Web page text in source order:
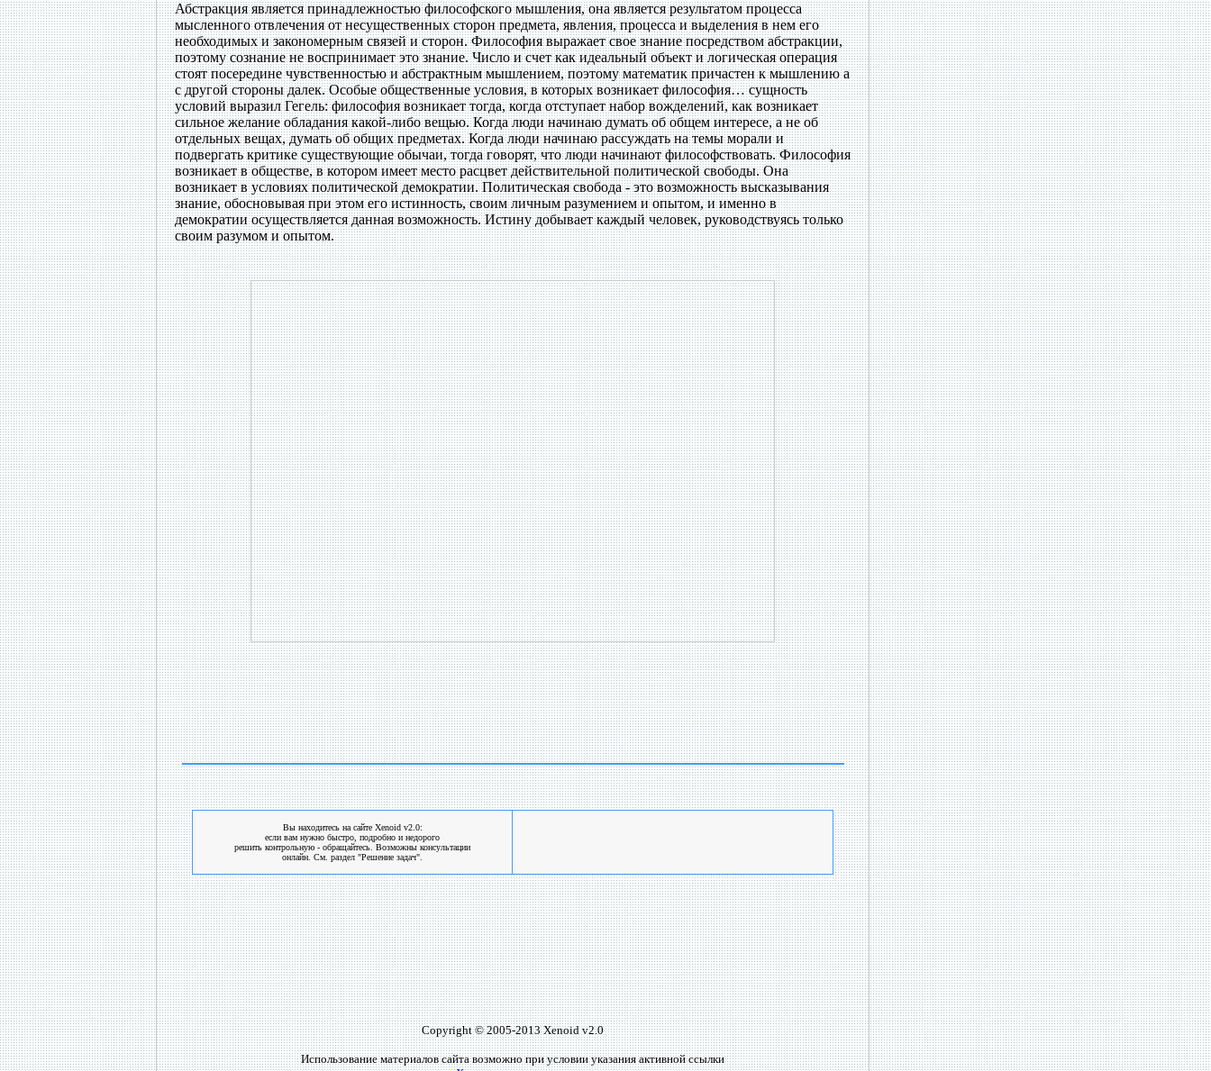
Абстракция является принадлежностью философского мышления, она является результатом процесса
мысленного отвлечения от несущественных сторон предмета, явления, процесса и выделения в нем его
необходимых и закономерным связей и сторон. Философия выражает свое знание посредством абстракции,
поэтому сознание не воспринимает это знание. Число и счет как идеальный объект и логическая операция
стоят посередине чувственностью и абстрактным мышлением, поэтому математик причастен к мышлению а
с другой стороны далек. Особые общественные условия, в которых возникает философия… сущность
условий выразил Гегель: философия возникает тогда, когда отступает набор вожделений, как возникает
сильное желание обладания какой-либо вещью. Когда люди начинаю думать об общем интересе, а не об
отдельных вещах, думать об общих предметах. Когда люди начинаю рассуждать на темы морали и
подвергать критике существующие обычаи, тогда говорят, что люди начинают философствовать. Философия
возникает в обществе, в котором имеет место расцвет действительной политической свободы. Она
возникает в условиях политической демократии. Политическая свобода - это возможность высказывания
знание, обосновывая при этом его истинность, своим личным разумением и опытом, и именно в
демократии осуществляется данная возможность. Истину добывает каждый человек, руководствуясь только
своим разумом и опытом.
Вы находитесь на сайте Xenoid v2.0:
если вам нужно быстро, подробно и недорого
решить контрольную - обращайтесь. Возможны консультации
онлайн. См. раздел "Решение задач".
Copyright © 2005-2013 Xenoid v2.0
Использование материалов сайта возможно при условии указания активной ссылки